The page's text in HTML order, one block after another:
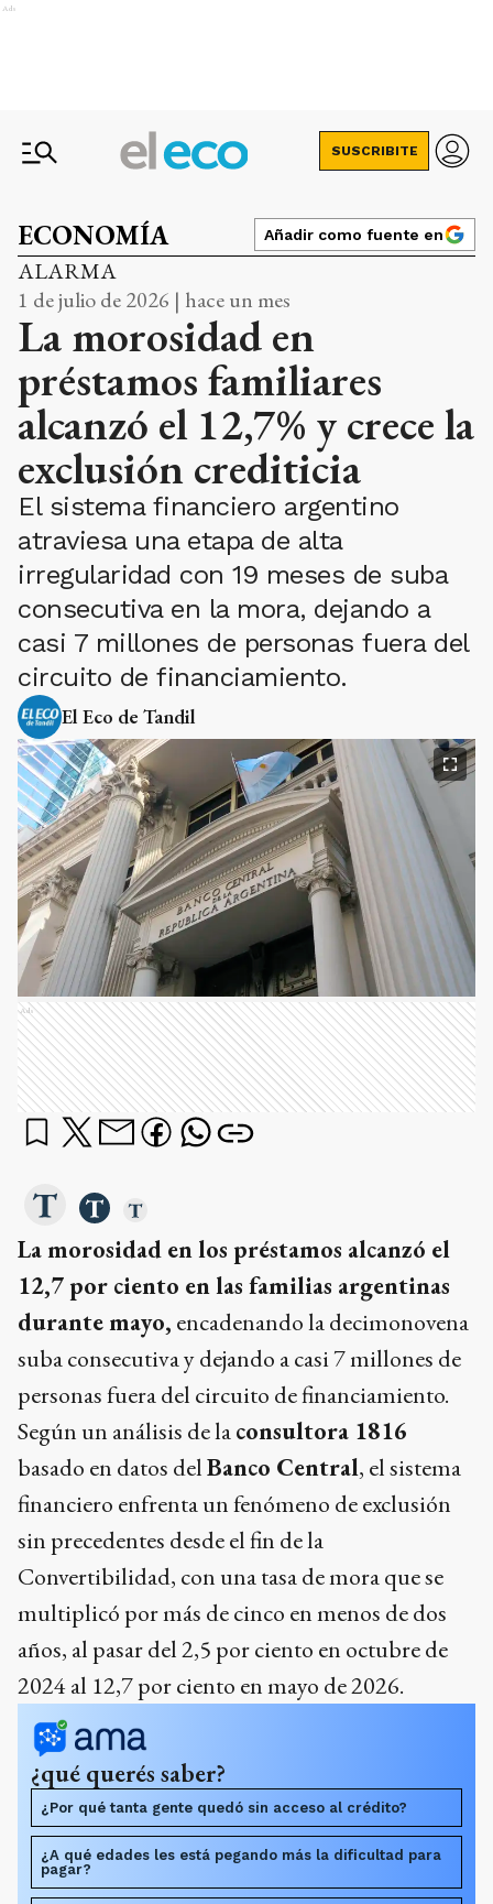
Ads
SUSCRIBITE
ECONOMÍA Añadir como fuente en
ALARMA
1 de julio de 2026 | hace un mes
La morosidad en
préstamos familiares
alcanzó el 12,7% y crece la
exclusión crediticia
El sistema financiero argentino
atraviesa una etapa de alta
irregularidad con 19 meses de suba
consecutiva en la mora, dejando a
casi 7 millones de personas fuera del
circuito de financiamiento.
El Eco de Tandil
Ads
La morosidad en los préstamos alcanzó el
12,7 por ciento en las familias argentinas
durante mayo, encadenando la decimonovena
suba consecutiva y dejando a casi 7 millones de
personas fuera del circuito de financiamiento.
Según un análisis de laconsultora 1816
basado en datos delBanco Central, el sistema
financiero enfrenta un fenómeno de exclusión
sin precedentes desde el fin de la
Convertibilidad, con una tasa de mora que se
multiplicó por más de cinco en menos de dos
años, al pasar del 2,5 por ciento en octubre de
2024 al 12,7 por ciento en mayo de 2026.
¿qué querés saber?
¿Por qué tanta gente quedó sin acceso al crédito?
¿A qué edades les está pegando más la dificultad para
pagar?